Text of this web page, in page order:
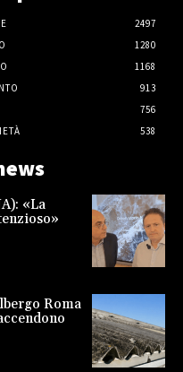
2497
1280
1168
913
756
538
«La
Roma